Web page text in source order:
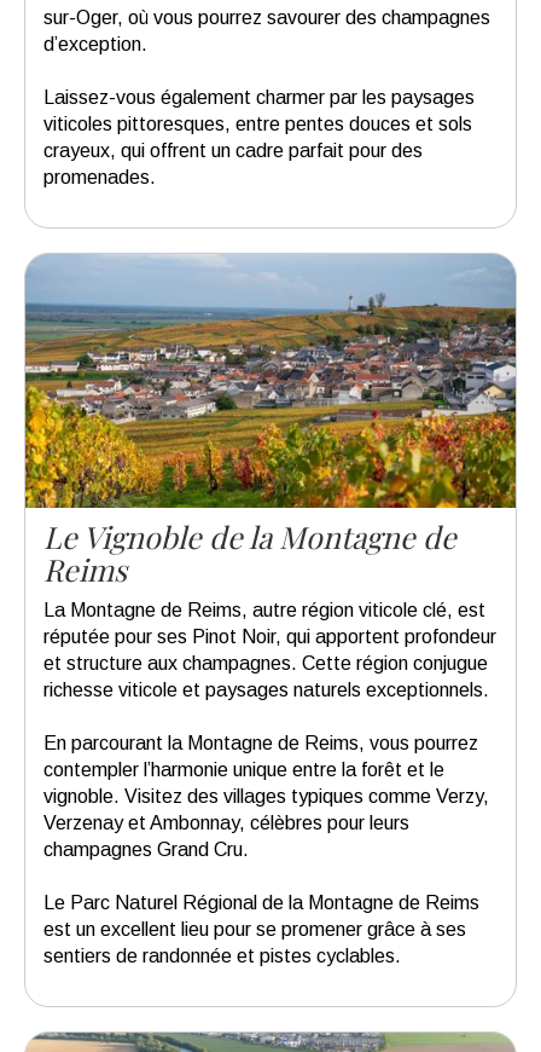
sur-Oger, où vous pourrez savourer des champagnes
d’exception.
Laissez-vous également charmer par les paysages
viticoles pittoresques, entre pentes douces et sols
crayeux, qui offrent un cadre parfait pour des
promenades.
Le Vignoble de la Montagne de
Reims
La Montagne de Reims, autre région viticole clé, est
réputée pour ses Pinot Noir, qui apportent profondeur
et structure aux champagnes. Cette région conjugue
richesse viticole et paysages naturels exceptionnels.
En parcourant la Montagne de Reims, vous pourrez
contempler l’harmonie unique entre la forêt et le
vignoble. Visitez des villages typiques comme Verzy,
Verzenay et Ambonnay, célèbres pour leurs
champagnes Grand Cru.
Le Parc Naturel Régional de la Montagne de Reims
est un excellent lieu pour se promener grâce à ses
sentiers de randonnée et pistes cyclables.